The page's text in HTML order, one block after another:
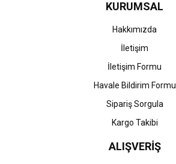
Ürün fiyatı diğer sitelerden daha pahalı.
Gönder
KURUMSAL
Hakkımızda
İletişim
İletişim Formu
Havale Bildirim Formu
Sipariş Sorgula
Kargo Takibi
ALIŞVERİŞ